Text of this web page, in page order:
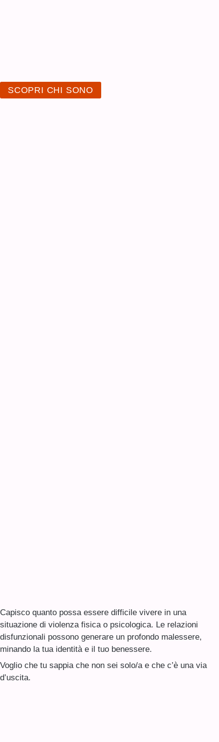
SCOPRI CHI SONO
Capisco quanto possa essere difficile vivere in una
situazione di violenza fisica o psicologica. Le relazioni
disfunzionali possono generare un profondo malessere,
minando la tua identità e il tuo benessere.
Voglio che tu sappia che non sei solo/a e che c’è una via
d’uscita.